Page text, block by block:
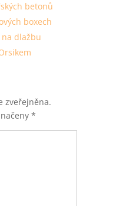
betonů
boxech
na dlažbu
zveřejněna.
*